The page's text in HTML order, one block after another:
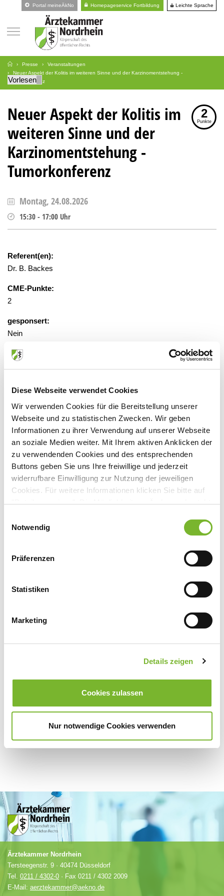
Diese Webseite verwendet Cookies
Wir verwenden Cookies für die Bereitstellung unserer
Webseite und zu statistischen Zwecken. Wir geben
Informationen zu ihrer Verwendung auf unserer Webseite
an soziale Medien weiter. Mit Ihrem aktiven Anklicken der
zu verwendenden Cookies und des entsprechenden
Buttons geben Sie uns Ihre freiwillige und jederzeit
widerrufbare Einwilligung zur Nutzung der jeweiligen
Cookies. Für weitere Informationen klicken Sie bitte auf
"Details anzeigen". Die Möglichkeit zur Änderung besteht
Datenschutzerklärung
Notwendig
Präferenzen
Statistiken
Marketing
Details zeigen
Cookies zulassen
Nur notwendige Cookies verwenden
Portal meineÄkNo Homepageservice Fortbildung Leichte Sprache
Presse
Veranstaltungen
Neuer Aspekt der Kolitis im weiteren Sinne und der Karzinomentstehung -
Tumorkonferenz
Vorlesen
Neuer Aspekt der Kolitis im
weiteren Sinne und der
Karzinomentstehung -
Tumorkonferenz
2
Punkte
Montag, 24.08.2026
15:30 - 17:00 Uhr
Referent(en):
Dr. B. Backes
CME-Punkte:
2
gesponsert:
Nein
gebührenfrei, Anmeldung erforderlich
Veranstaltungsort:
Dreifaltigkeits-Krankenhaus
Bonner Str. 84, 50389 Wesseling
Anbieter:
Dreifaltigkeits-Krankenhaus
Ansprechpartner:
Bonner Straße 84
Tel:
02236 77-276
Für weitere Informationen wenden Sie sich bitte direkt an den jeweiligen
Ärztekammer Nordrhein
Tersteegenstr. 9 · 40474 Düsseldorf
Tel. 0211 / 4302-0 · Fax 0211 / 4302 2009
E-Mail: aerztekammer@aekno.de